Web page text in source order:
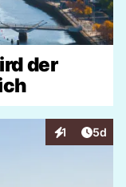
der
1
Interaktionen
5d